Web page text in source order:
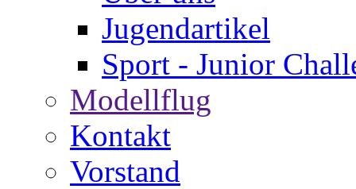
Jugendartikel
Sport - Junior
Modellflug
Kontakt
Vorstand